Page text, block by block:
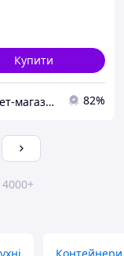
Купити
Інтернет-магазин Промчик 82%